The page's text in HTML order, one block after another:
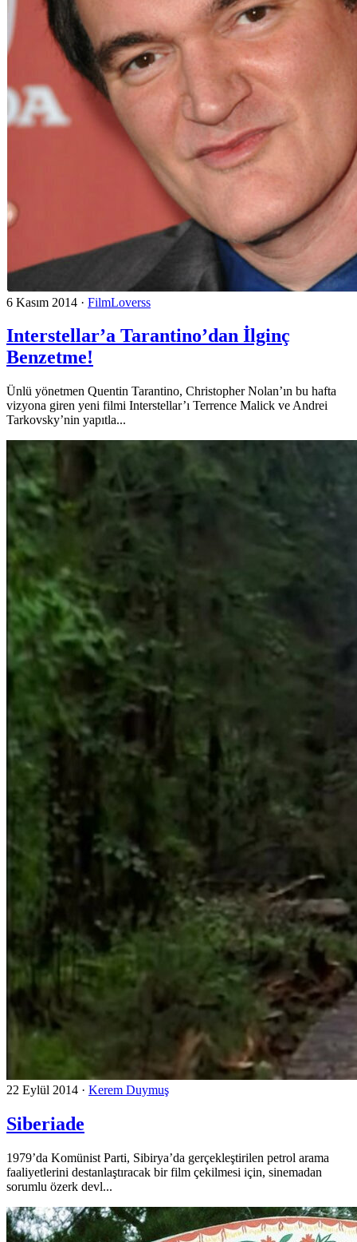
6 Kasım 2014 · FilmLoverss
Interstellar’a Tarantino’dan İlginç
Benzetme!
Ünlü yönetmen Quentin Tarantino, Christopher Nolan’ın bu hafta
vizyona giren yeni filmi Interstellar’ı Terrence Malick ve Andrei
Tarkovsky’nin yapıtla...
22 Eylül 2014 · Kerem Duymuş
Siberiade
1979’da Komünist Parti, Sibirya’da gerçekleştirilen petrol arama
faaliyetlerini destanlaştıracak bir film çekilmesi için, sinemadan
sorumlu özerk devl...